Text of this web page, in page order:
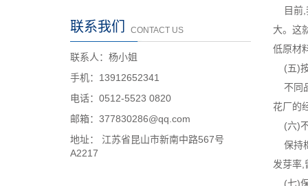
目前,
大。这
低原材
(五)按
不同
花厂的
(六)不
保持
发芽率,
(七)
联系我们 CONTACT US
联系人：杨小姐
手机：13912652341
电话：0512-5523 0820
邮箱：377830286@qq.com
地址： 江苏省昆山市新南中路567号
A2217